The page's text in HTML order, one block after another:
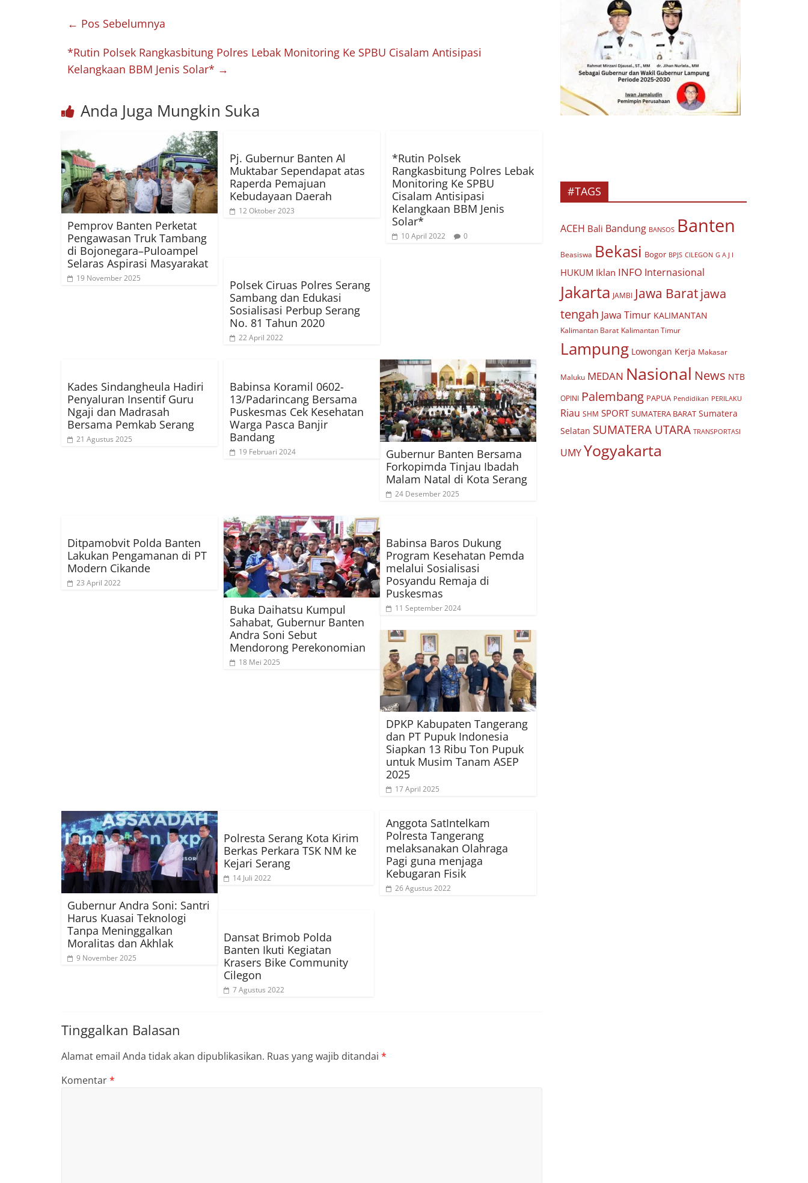
← Pos Sebelumnya
*Rutin Polsek Rangkasbitung Polres Lebak Monitoring Ke SPBU Cisalam Antisipasi
Kelangkaan BBM Jenis Solar* →
Anda Juga Mungkin Suka
Pemprov Banten Perketat
Pengawasan Truk Tambang
di Bojonegara–Puloampel
Selaras Aspirasi Masyarakat
19 November 2025
Pj. Gubernur Banten Al
Muktabar Sependapat atas
Raperda Pemajuan
Kebudayaan Daerah
12 Oktober 2023
*Rutin Polsek
Rangkasbitung Polres Lebak
Monitoring Ke SPBU
Cisalam Antisipasi
Kelangkaan BBM Jenis
Solar*
10 April 2022 0
Polsek Ciruas Polres Serang
Sambang dan Edukasi
Sosialisasi Perbup Serang
No. 81 Tahun 2020
22 April 2022
Kades Sindangheula Hadiri
Penyaluran Insentif Guru
Ngaji dan Madrasah
Bersama Pemkab Serang
21 Agustus 2025
Babinsa Koramil 0602-
13/Padarincang Bersama
Puskesmas Cek Kesehatan
Warga Pasca Banjir
Bandang
19 Februari 2024
Gubernur Banten Bersama
Forkopimda Tinjau Ibadah
Malam Natal di Kota Serang
24 Desember 2025
Ditpamobvit Polda Banten
Lakukan Pengamanan di PT
Modern Cikande
23 April 2022
Buka Daihatsu Kumpul
Sahabat, Gubernur Banten
Andra Soni Sebut
Mendorong Perekonomian
18 Mei 2025
Babinsa Baros Dukung
Program Kesehatan Pemda
melalui Sosialisasi
Posyandu Remaja di
Puskesmas
11 September 2024
DPKP Kabupaten Tangerang
dan PT Pupuk Indonesia
Siapkan 13 Ribu Ton Pupuk
untuk Musim Tanam ASEP
2025
17 April 2025
Gubernur Andra Soni: Santri
Harus Kuasai Teknologi
Tanpa Meninggalkan
Moralitas dan Akhlak
9 November 2025
Polresta Serang Kota Kirim
Berkas Perkara TSK NM ke
Kejari Serang
14 Juli 2022
Anggota SatIntelkam
Polresta Tangerang
melaksanakan Olahraga
Pagi guna menjaga
Kebugaran Fisik
26 Agustus 2022
Dansat Brimob Polda
Banten Ikuti Kegiatan
Krasers Bike Community
Cilegon
7 Agustus 2022
Tinggalkan Balasan
Alamat email Anda tidak akan dipublikasikan. Ruas yang wajib ditandai *
Komentar*
#TAGS
ACEH Bali Bandung BANSOS Banten
Beasiswa Bekasi Bogor BPJS CILEGON G A J I
HUKUM Iklan INFO Internasional
Jakarta JAMBI Jawa Baratjawa
tengah Jawa Timur KALIMANTAN
Kalimantan Barat Kalimantan Timur
Lampung Lowongan Kerja Makasar
Maluku MEDAN Nasional News NTB
OPINI Palembang PAPUA Pendidikan PERILAKU
Riau SHM SPORT SUMATERA BARAT Sumatera
Selatan SUMATERA UTARA TRANSPORTASI
UMYYogyakarta